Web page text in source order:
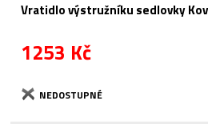
Vratidlo výstružníku sedlovky
1253 Kč
NEDOSTUPNÉ